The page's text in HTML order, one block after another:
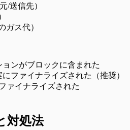
/送信先）
ガス代）
ンがブロックに含まれた
ファイナライズされた（推奨）
ァイナライズされた
対処法